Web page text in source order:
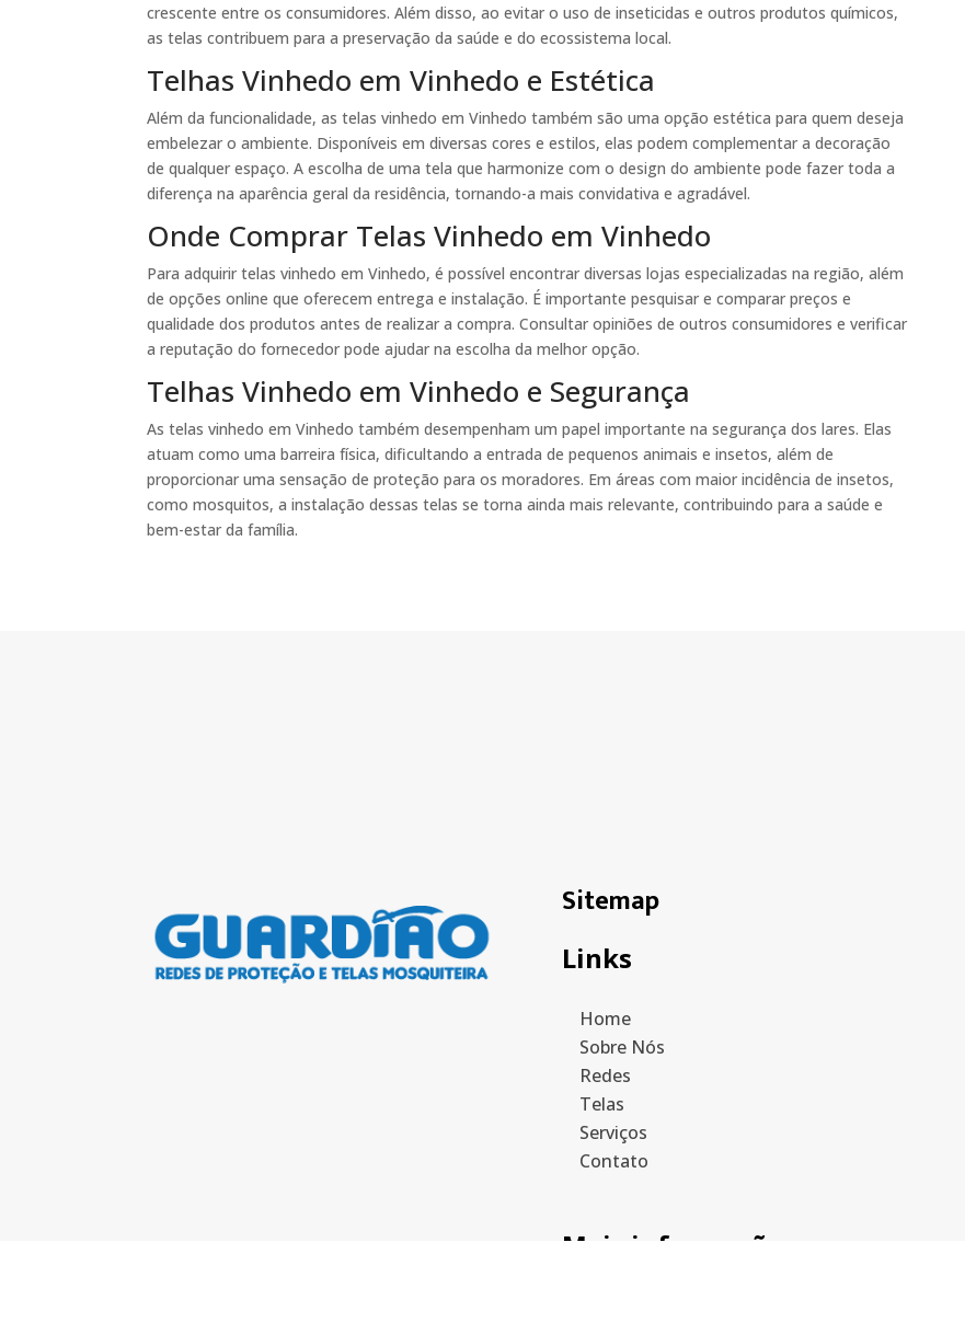
crescente entre os consumidores. Além disso, ao evitar o uso de inseticidas e outros produtos químicos,
as telas contribuem para a preservação da saúde e do ecossistema local.
Telhas Vinhedo em Vinhedo e Estética
Além da funcionalidade, as telas vinhedo em Vinhedo também são uma opção estética para quem deseja
embelezar o ambiente. Disponíveis em diversas cores e estilos, elas podem complementar a decoração
de qualquer espaço. A escolha de uma tela que harmonize com o design do ambiente pode fazer toda a
diferença na aparência geral da residência, tornando-a mais convidativa e agradável.
Onde Comprar Telas Vinhedo em Vinhedo
Para adquirir telas vinhedo em Vinhedo, é possível encontrar diversas lojas especializadas na região, além
de opções online que oferecem entrega e instalação. É importante pesquisar e comparar preços e
qualidade dos produtos antes de realizar a compra. Consultar opiniões de outros consumidores e verificar
a reputação do fornecedor pode ajudar na escolha da melhor opção.
Telhas Vinhedo em Vinhedo e Segurança
As telas vinhedo em Vinhedo também desempenham um papel importante na segurança dos lares. Elas
atuam como uma barreira física, dificultando a entrada de pequenos animais e insetos, além de
proporcionar uma sensação de proteção para os moradores. Em áreas com maior incidência de insetos,
como mosquitos, a instalação dessas telas se torna ainda mais relevante, contribuindo para a saúde e
bem-estar da família.
Sitemap
Links
Home
Sobre Nós
Redes
Telas
Serviços
Contato
Mais informações